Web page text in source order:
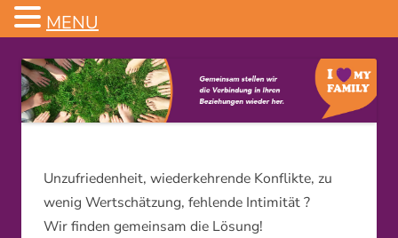
Unzufriedenheit, wiederkehrende Konflikte, zu
wenig Wertschätzung, fehlende Intimität ?
Wir finden gemeinsam die Lösung!
MENU